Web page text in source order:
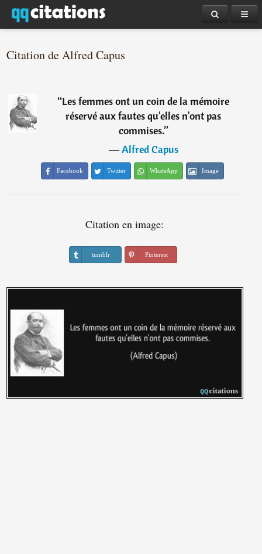
Citation de Alfred Capus
“Les femmes ont un coin de la mémoire
réservé aux fautes qu'elles n'ont pas
commises.”
―Alfred Capus
Facebook Twitter WhatsApp Image
Citation en image:
tumblr Pinterest